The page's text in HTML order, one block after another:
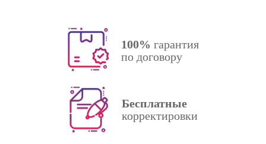
100% гарантия
по договору
Бесплатные
корректировки